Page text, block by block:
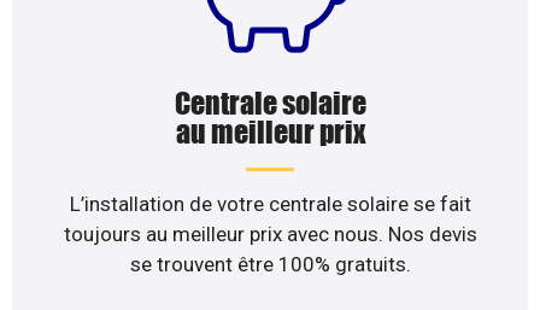
Centrale solaire
au meilleur prix
L’installation de votre centrale solaire se fait
toujours au meilleur prix avec nous. Nos devis
se trouvent être 100% gratuits.